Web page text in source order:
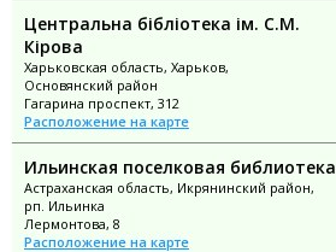
Центральна бібліотека ім. С.М.
Кірова
Харьковская область, Харьков,
Основянский район
Гагарина проспект, 312
Расположение на карте
Ильинская поселковая библиотека
Астраханская область, Икрянинский район,
рп. Ильинка
Лермонтова, 8
Расположение на карте